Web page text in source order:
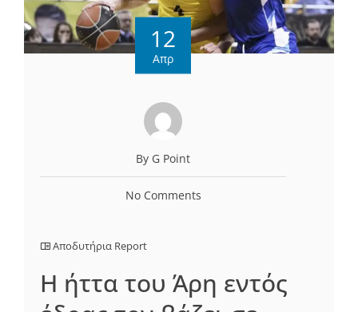
12
Απρ
By G Point
No Comments
Αποδυτήρια Report
Η ήττα του Άρη εντός